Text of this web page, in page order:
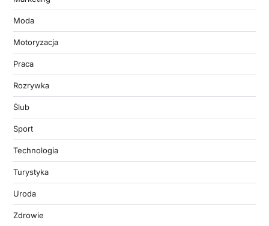
Moda
Motoryzacja
Praca
Rozrywka
Ślub
Sport
Technologia
Turystyka
Uroda
Zdrowie